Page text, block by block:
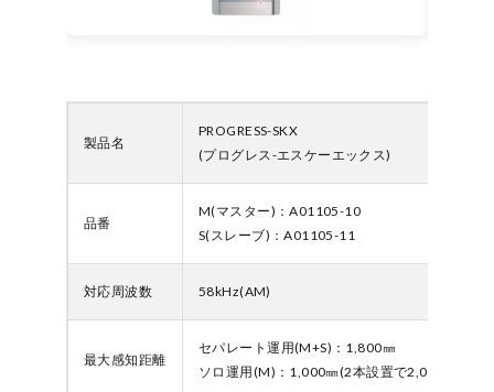
製品名
PROGRESS-SKX
(プログレス-エスケーエックス)
品番
M(マスター)：A01105-10
S(スレーブ)：A01105-11
対応周波数 58kHz(AM)
最大感知距離
セパレート運用(M+S)：1,800㎜
ソロ運用(M)：1,000㎜(2本設置で2,000㎜)